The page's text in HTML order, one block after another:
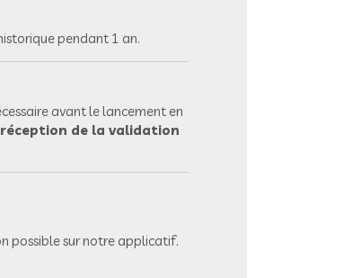
pendant 1 an.
avant le lancement en
de la validation
possible sur notre applicatif.